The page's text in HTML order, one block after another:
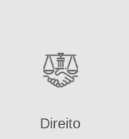
Direito